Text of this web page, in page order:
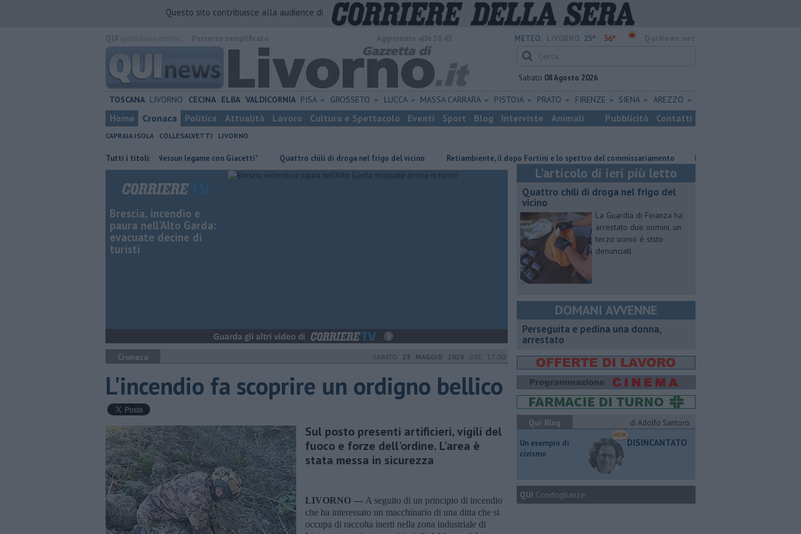
Questo sito contribuisce alla audience di
METEO: 25° 36°
Sabato 08 Agosto 2026
TOSCANA LIVORNO CECINA ELBA VALDICORNIA PISA GROSSETO LUCCA MASSA CARRARA PISTOIA PRATO FIRENZE SIENA AREZZO
Home Cronaca Politica Attualità Lavoro Cultura e Spettacolo Eventi Sport Blog Interviste Animali Pubblicità Contatti
CAPRAIA ISOLA COLLESALVETTI LIVORNO
Tutti i titoli:
Retiambiente, M5S: "Nessun legame con Giacetti" Quattro chili di droga nel frigo del vicino Retiambiente, il dopo Fortini e lo spettro del commissariamento Parco eolico in mare, Confagricoltura
Brescia, incendio e
paura nell'Alto Garda:
evacuate decine di
turisti
Cronaca SABATO 23 MAGGIO 2026 ORE 17:00
L'incendio fa scoprire un ordigno bellico
Sul posto presenti artificieri, vigili del
fuoco e forze dell'ordine. L'area è
stata messa in sicurezza
LIVORNO — A seguito di un principio di incendio
che ha interessato un macchinario di una ditta che si
occupa di raccolta inerti nella zona industriale di
L'articolo di ieri più letto
Quattro chili di droga nel frigo del
vicino
La Guardia di Finanza ha
arrestato due uomini, un
terzo uomo è ststo
denunciatl
DOMANI AVVENNE
Perseguita e pedina una donna,
arrestato
Qui Blog
di Adolfo Santoro
​Un esempio di
civismo
DISINCANTATO
QUI Condoglianze